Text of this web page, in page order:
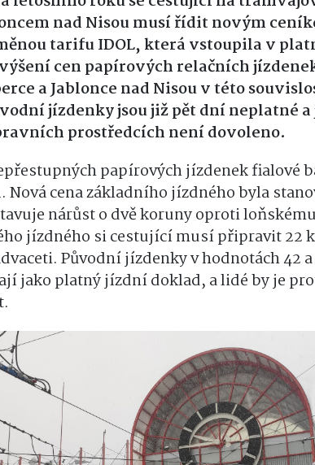
nad Nisou musí řídit novým
tarifu IDOL, která vstoupila v
cen papírových relačních
a Jablonce nad Nisou v této
jízdenky jsou již pět dní neplatné
prostředcích není dovoleno.
papírových jízdenek fialové
Nová cena základního jízdného byla
nárůst o dvě koruny oproti
jízdného si cestující musí připravit 22
Původní jízdenky v hodnotách 42
jako platný jízdní doklad, a lidé by je